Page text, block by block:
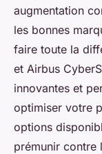
augmentation
les bonnes
faire toute la
et Airbus
innovantes et
optimiser votre
options
prémunir contre